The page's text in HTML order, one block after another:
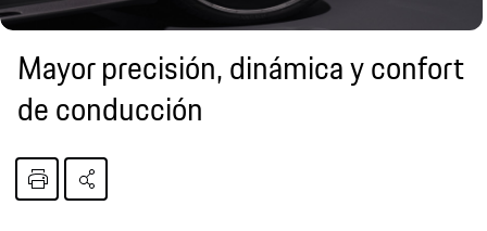
Mayor precisión, dinámica y confort
de conducción